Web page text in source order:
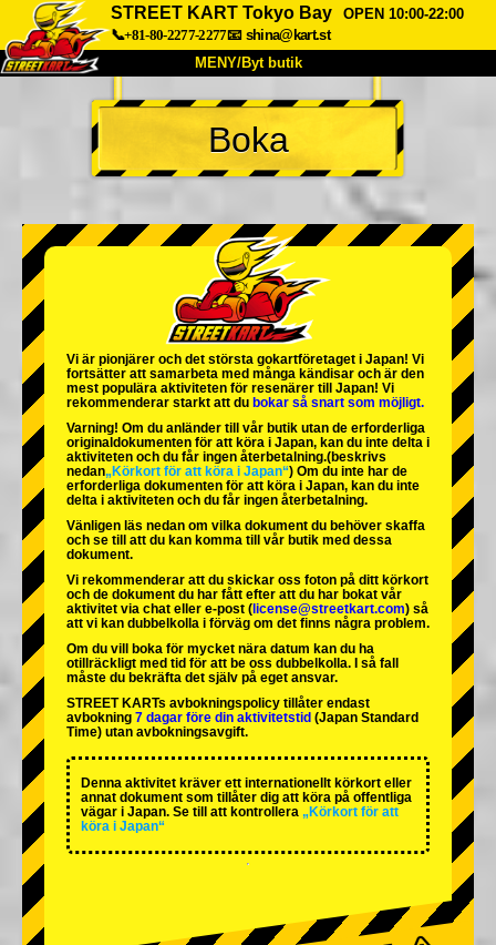
STREET KART Tokyo Bay
OPEN 10:00-22:00
📞+81-80-2277-2277📧 shina@kart.st
MENY/Byt butik
HEM
Om oss Specifikationer Pris
Företag Boka
Byt butik
Tokyo Shinagawa Tokyo Akihabara#1
Tokyo Akihabara#2
Tokyo Shibuya Annex Tokyo Bay
Tokyo Asakusa Osaka
Okinawa
Boka
Vi är pionjärer och det största gokartföretaget i Japan! Vi
fortsätter att samarbeta med många kändisar och är den
mest populära aktiviteten för resenärer till Japan! Vi
rekommenderar starkt att du bokar så snart som möjligt.
Varning! Om du anländer till vår butik utan de erforderliga
originaldokumenten för att köra i Japan, kan du inte delta i
aktiviteten och du får ingen återbetalning.(beskrivs
nedan„Körkort för att köra i Japan“) Om du inte har de
erforderliga dokumenten för att köra i Japan, kan du inte
delta i aktiviteten och du får ingen återbetalning.
Vänligen läs nedan om vilka dokument du behöver skaffa
och se till att du kan komma till vår butik med dessa
dokument.
Vi rekommenderar att du skickar oss foton på ditt körkort
och de dokument du har fått efter att du har bokat vår
aktivitet via chat eller e-post ( license@streetkart.com) så
att vi kan dubbelkolla i förväg om det finns några problem.
Om du vill boka för mycket nära datum kan du ha
otillräckligt med tid för att be oss dubbelkolla. I så fall
måste du bekräfta det själv på eget ansvar.
STREET KARTs avbokningspolicy tillåter endast
avbokning 7 dagar före din aktivitetstid (Japan Standard
Time) utan avbokningsavgift.
Denna aktivitet kräver ett internationellt körkort eller
annat dokument som tillåter dig att köra på offentliga
vägar i Japan. Se till att kontrollera „Körkort för att
köra i Japan“